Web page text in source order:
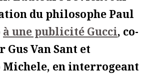
du philosophe Paul
à une publicité Gucci, co-
Gus Van Sant et
Michele, en interrogeant